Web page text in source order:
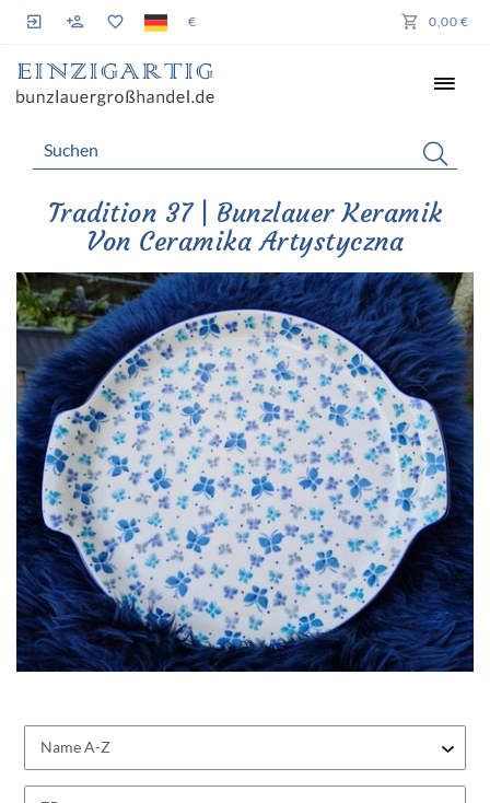
€ 0,00 €
Tradition 37 | Bunzlauer Keramik
Von Ceramika Artystyczna